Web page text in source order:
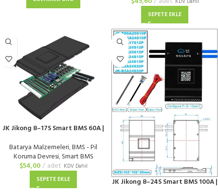
SEPETE EKLE
JK Jikong 8–17S Smart BMS 60A |
Batarya Malzemeleri,BMS - Pil
Koruma Devresi,Smart BMS
$54,00 adet KDV Dahil
SEPETE EKLE
JK Jikong 8–24S Smart BMS 100A |